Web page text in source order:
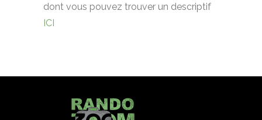
dont vous pouvez trouver un descriptif
ICI